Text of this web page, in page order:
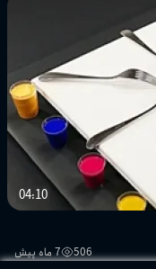
04:10
506 7 ماه پیش